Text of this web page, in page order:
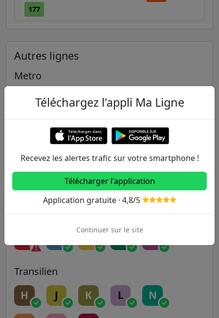
177
Autres lignes
Metro
2 3 3B 4
6 7 7B 8
9 10 11 12 13
RER
Transilien
H J K L N
Téléchargez l'appli Ma Ligne
Recevez les alertes trafic sur votre smartphone !
Télécharger l'application
Application gratuite · 4,8/5
Continuer sur le site